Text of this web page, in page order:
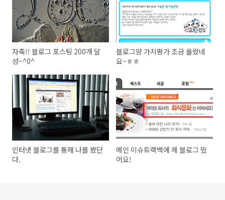
자축!! 블로그 포스팅 200개 달
성~^0^
블로그얌 가치평가 조금 올랐네
요~ㅎㅎ
인터넷 블로그를 통해 나를 봤단
다.
메인 이슈트랙백에 제 블로그 떴
어요!